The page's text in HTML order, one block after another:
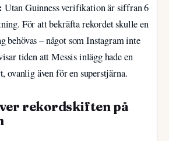
Utan Guinness verifikation är siffran 6
För att bekräfta rekordet skulle en
behövas – något som Instagram inte
tiden att Messis inlägg hade en
ovanlig även för en superstjärna.
rekordskiften på